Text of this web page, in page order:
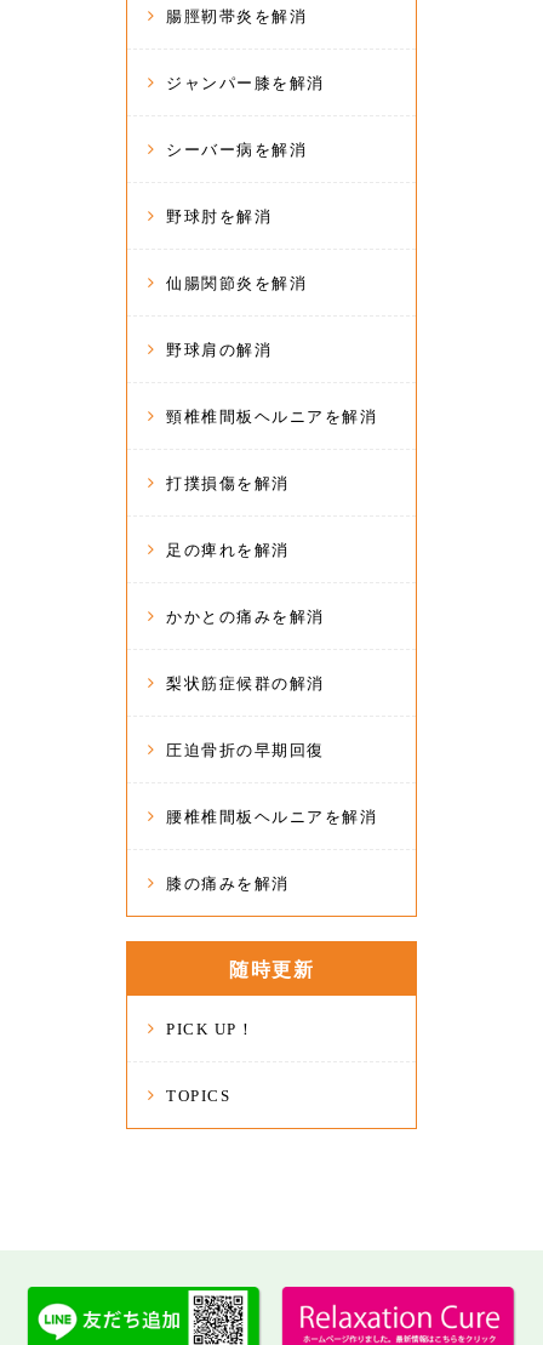
腸脛靭帯炎を解消
ジャンパー膝を解消
シーバー病を解消
野球肘を解消
仙腸関節炎を解消
野球肩の解消
頸椎椎間板ヘルニアを解消
打撲損傷を解消
足の痺れを解消
かかとの痛みを解消
梨状筋症候群の解消
圧迫骨折の早期回復
腰椎椎間板ヘルニアを解消
膝の痛みを解消
随時更新
PICK UP！
TOPICS